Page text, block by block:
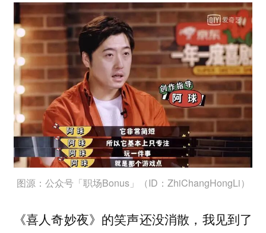
图源：公众号「职场Bonus」（ID：ZhiChangHongLi）
《喜人奇妙夜》的笑声还没消散，我见到了